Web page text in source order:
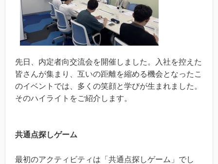
先日、内定者向交流会を開催しました。入社を控えた
皆さんが集まり、互いの距離を縮める機会となったこ
のイベントでは、多くの笑顔と学びが生まれました。
そのハイライトをご紹介します。
共通点探しゲーム
最初のアクティビティは「共通点探しゲーム」でし